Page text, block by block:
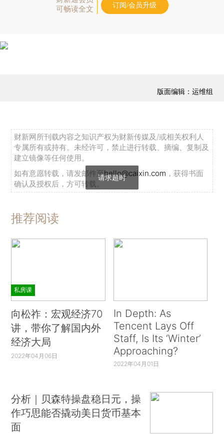
可畅读全文
订阅/会员升级
版面编辑：运维组
财新网所刊载内容之知识产权为财新传媒及/或相关权利人
专属所有或持有。未经许可，禁止进行转载、摘编、复制及
建立镜像等任何使用。
如有意愿转载，请发邮件至hello@caixin.com ，获得书面
确认及授权后，方可转载。
推荐阅读
私房课
向松祚：宏观经济70
讲，带你了解国内外
经济大局
2022年04月06日
In Depth: As
Tencent Lays Off
Staff, Is Its ‘Winter’
Approaching?
2022年04月01日
分析｜贝森特操盘稳日元，操
作巧思能否撬动美日货币基本
面
请求超时